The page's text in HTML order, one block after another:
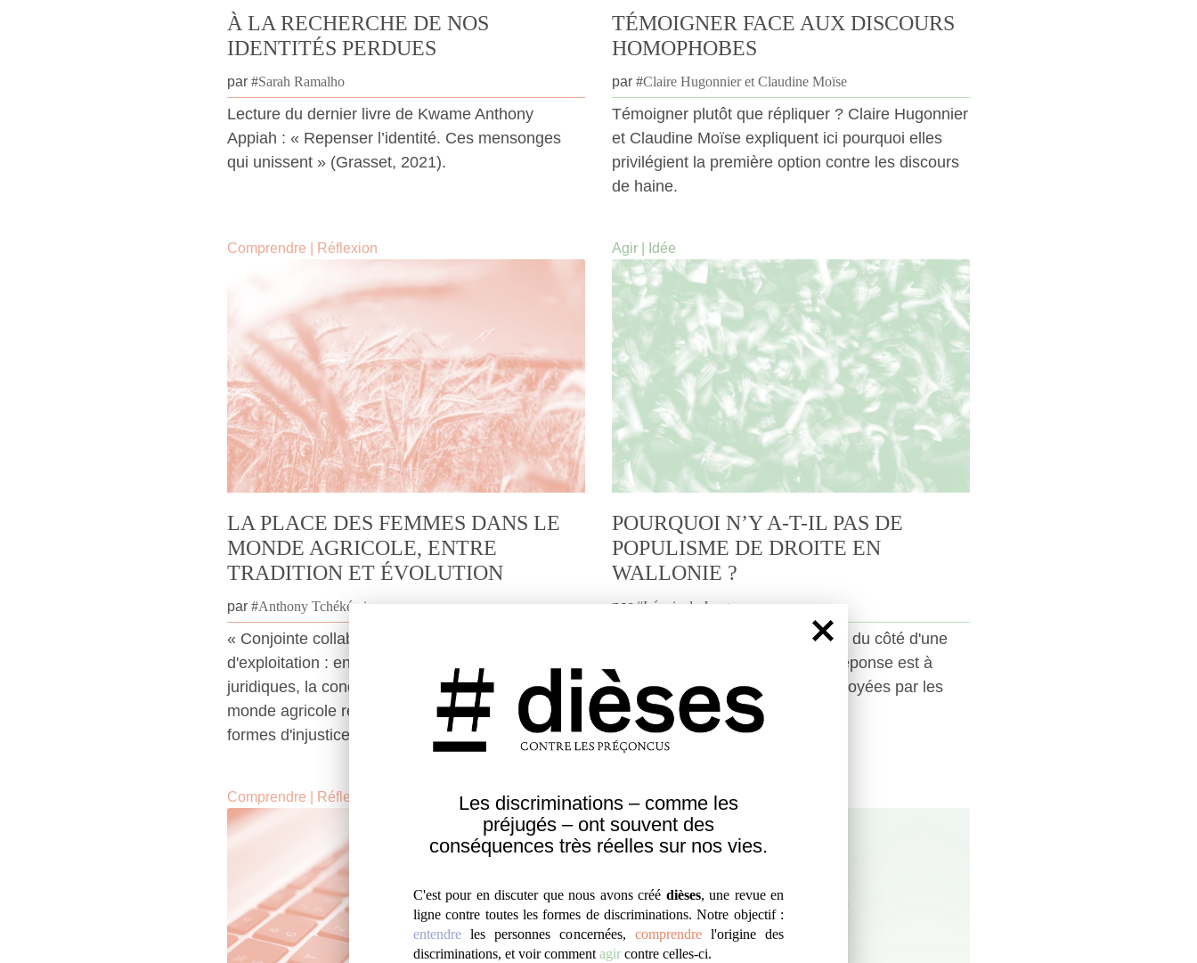
Les discriminations – comme les
préjugés – ont souvent des
conséquences très réelles sur nos vies.
C'est pour en discuter que nous avons créé dièses, une revue en
ligne contre toutes les formes de discriminations. Notre objectif :
entendre les personnes concernées, comprendrel'origine des
discriminations, et voir comment agir contre celles-ci.
À LA RECHERCHE DE NOS
IDENTITÉS PERDUES
par #Sarah Ramalho
Lecture du dernier livre de Kwame Anthony
Appiah : « Repenser l’identité. Ces mensonges
qui unissent » (Grasset, 2021).
TÉMOIGNER FACE AUX DISCOURS
HOMOPHOBES
par #Claire Hugonnier et Claudine Moïse
Témoigner plutôt que répliquer ? Claire Hugonnier
et Claudine Moïse expliquent ici pourquoi elles
privilégient la première option contre les discours
de haine.
Comprendre Réflexion
LA PLACE DES FEMMES DANS LE
MONDE AGRICOLE, ENTRE
TRADITION ET ÉVOLUTION
par #Anthony Tchékémian
« Conjointe collaboratrice » plutôt que cheffe
d'exploitation : en dépit de certains progrès
juridiques, la condition des femmes dans le
monde agricole reste marquée par plusieurs
formes d'injustice.
Agir Idée
POURQUOI N’Y A-T-IL PAS DE
POPULISME DE DROITE EN
WALLONIE ?
par #Léonie de Jonge
Pour Léonie de Jonge, plutôt que du côté d'une
moindre demande du public, la réponse est à
chercher dans les réponses employées par les
partis politiques et les médias.
Comprendre Réflexion Agir |Idée